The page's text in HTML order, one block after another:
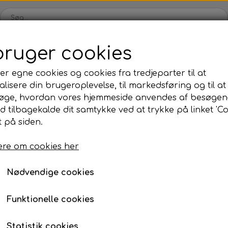
Webshop
Finner & Fodlommer
Finner med fodlomme
Finneblade
Mask & Snorkel
Mask
Våddragter
Kleinsub Kontakt
Våddragt Kleinsub - ICON 7 mm Warm Camo
Kleinsub - ICON 7
2.398,00 kr.
cookies
egne cookies og cookies fra tredjeparter til at
din brugeroplevelse, til markedsføring og til at
hvordan vores hjemmeside anvendes af
tilbagekalde dit samtykke ved at trykke på linket
på siden.
om cookies her
Nødvendige cookies
Funktionelle cookies